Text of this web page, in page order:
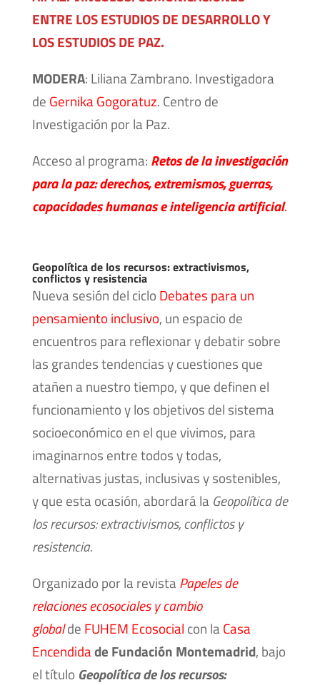
ENTRE LOS ESTUDIOS DE DESARROLLO Y
LOS ESTUDIOS DE PAZ.
MODERA: Liliana Zambrano. Investigadora
de Gernika Gogoratuz. Centro de
Investigación por la Paz.
Acceso al programa: Retos de la investigación
para la paz: derechos, extremismos, guerras,
capacidades humanas e inteligencia artificial.
Geopolítica de los recursos: extractivismos,
conflictos y resistencia
Nueva sesión del ciclo Debates para un
pensamiento inclusivo, un espacio de
encuentros para reflexionar y debatir sobre
las grandes tendencias y cuestiones que
atañen a nuestro tiempo, y que definen el
funcionamiento y los objetivos del sistema
socioeconómico en el que vivimos, para
imaginarnos entre todos y todas,
alternativas justas, inclusivas y sostenibles,
y que esta ocasión, abordará la Geopolítica de
los recursos: extractivismos, conflictos y
resistencia.
Organizado por la revista Papeles de
relaciones ecosociales y cambio
globalde FUHEM Ecosocial con la Casa
Encendidade Fundación Montemadrid, bajo
el título Geopolítica de los recursos: